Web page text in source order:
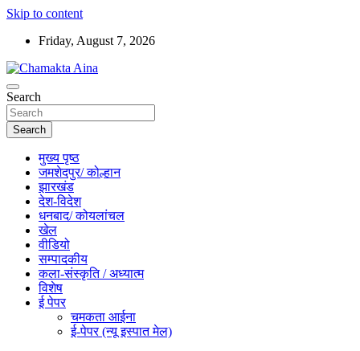
Skip to content
Friday, August 7, 2026
Chamakta Aina
Hindi News Paper – Jharkhand
Search
Search
मुख्य पृष्ठ
जमशेदपुर/ कोल्हान
झारखंड
देश-विदेश
धनबाद/ कोयलांचल
खेल
वीडियो
सम्पादकीय
कला-संस्कृति / अध्यात्म
विशेष
ई पेपर
चमकता आईना
ई-पेपर (न्यू इस्पात मेल)